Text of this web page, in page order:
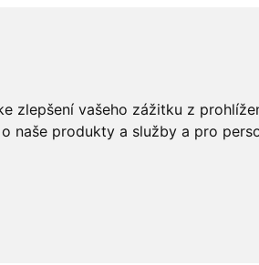
zlepšení vašeho zážitku z
naše produkty a služby a pro